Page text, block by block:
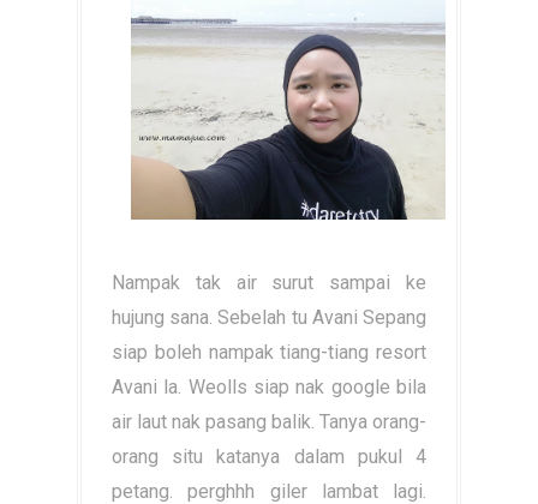
Nampak tak air surut sampai ke
hujung sana. Sebelah tu Avani Sepang
siap boleh nampak tiang-tiang resort
Avani la. Weolls siap nak google bila
air laut nak pasang balik. Tanya orang-
orang situ katanya dalam pukul 4
petang. perghhh giler lambat lagi.